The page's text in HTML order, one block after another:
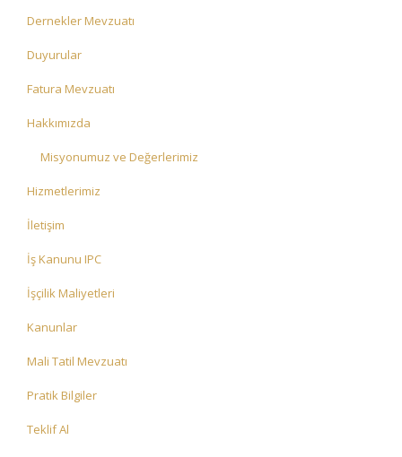
Dernekler Mevzuatı
Duyurular
Fatura Mevzuatı
Hakkımızda
Misyonumuz ve Değerlerimiz
Hizmetlerimiz
İletişim
İş Kanunu IPC
İşçilik Maliyetleri
Kanunlar
Mali Tatil Mevzuatı
Pratik Bilgiler
Teklif Al